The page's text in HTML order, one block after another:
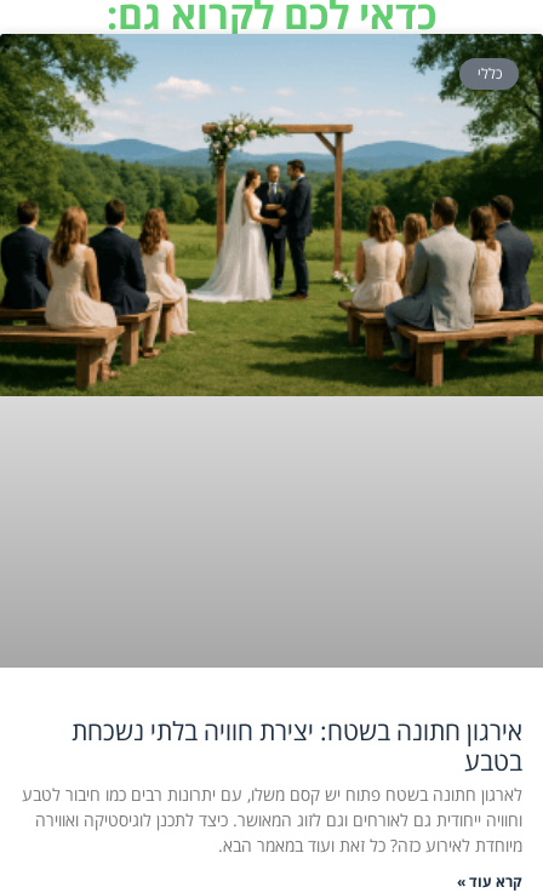
כדאי לכם לקרוא גם:
כללי
אירגון חתונה בשטח: יצירת חוויה בלתי נשכחת
בטבע
לארגון חתונה בשטח פתוח יש קסם משלו, עם יתרונות רבים כמו חיבור לטבע
וחוויה ייחודית גם לאורחים וגם לזוג המאושר. כיצד לתכנן לוגיסטיקה ואווירה
מיוחדת לאירוע כזה? כל זאת ועוד במאמר הבא.
קרא עוד »